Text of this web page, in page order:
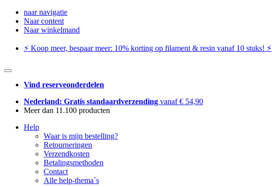
naar navigatie
Naar content
Naar winkelmand
⚡️ Koop meer, bespaar meer: ​​10% korting op filament & resin vanaf 10 stuks! ⚡️
Vind reserveonderdelen
Nederland: Gratis standaardverzending vanaf € 54,90
Meer dan 11.100 producten
Help
Waar is mijn bestelling?
Retourneringen
Verzendkosten
Betalingsmethoden
Contact
Alle help-thema`s